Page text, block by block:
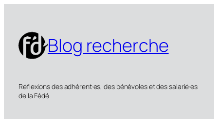
contenu
Blog recherche
Réflexions des adhérent·es, des bénévoles et des salarié·es
de la Fédé.